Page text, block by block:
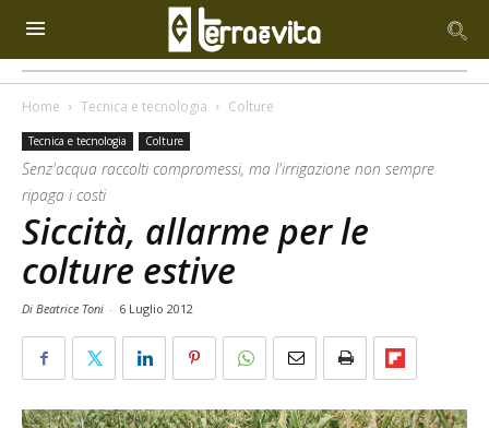
Home Tecnica e tecnologia Colture
Tecnica e tecnologia Colture
Senz'acqua raccolti compromessi, ma l'irrigazione non sempre
ripaga i costi
Siccità, allarme per le
colture estive
Di Beatrice Toni - 6 Luglio 2012